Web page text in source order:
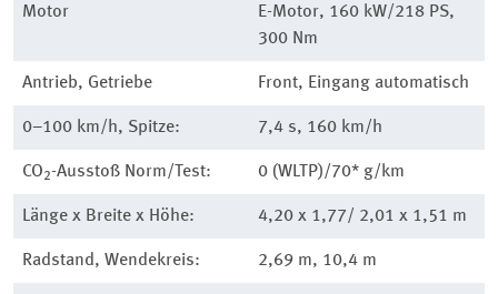
Motor
E-Motor, 160 kW/218 PS,
300 Nm
Antrieb, Getriebe Front, Eingang automatisch
0–100 km/h, Spitze: 7,4 s, 160 km/h
CO2-Ausstoß Norm/Test: 0 (WLTP)/70* g/km
Länge x Breite x Höhe: 4,20 x 1,77/ 2,01 x 1,51 m
Radstand, Wendekreis: 2,69 m, 10,4 m